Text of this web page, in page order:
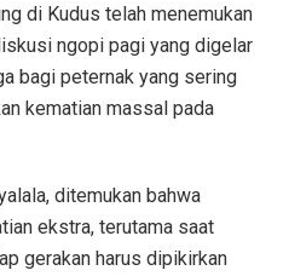
di Kudus telah menemukan
ngopi pagi yang digelar
bagi peternak yang sering
kematian massal pada
ditemukan bahwa
ekstra, terutama saat
gerakan harus dipikirkan